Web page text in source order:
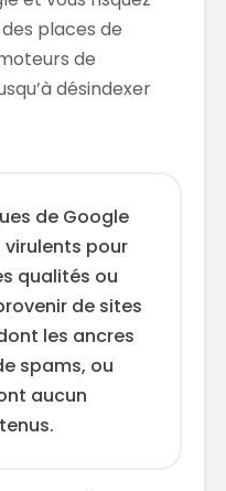
places de
de
désindexer
de Google
pour
qualités ou
de sites
les ancres
spams, ou
aucun